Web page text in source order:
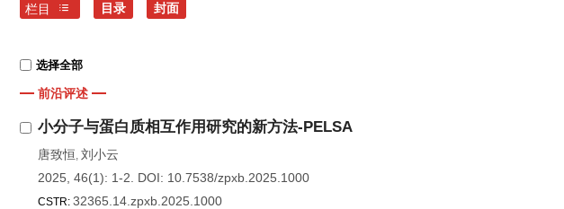
栏目 目录 封面
选择全部
前沿评述
小分子与蛋白质相互作用研究的新方法-PELSA
唐致恒, 刘小云
2025, 46(1): 1-2.
DOI: 10.7538/zpxb.2025.1000
CSTR: 32365.14.zpxb.2025.1000